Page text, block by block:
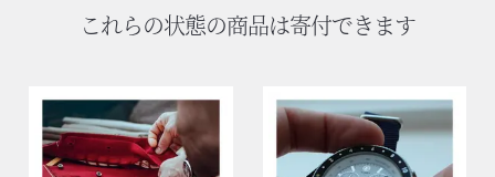
これらの状態の商品は寄付できます